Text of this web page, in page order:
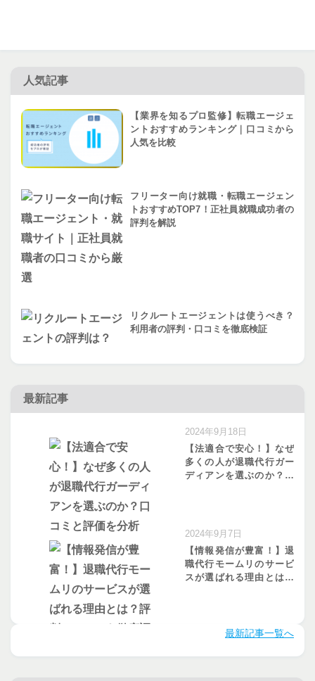
人気記事
【業界を知るプロ監修】転職エージェ
ントおすすめランキング｜口コミから
人気を比較
フリーター向け就職・転職エージェン
トおすすめTOP7！正社員就職成功者の
評判を解説
リクルートエージェントは使うべき？
利用者の評判・口コミを徹底検証
最新記事
【法適合で安心！】なぜ
多くの人が退職代行ガー
ディアンを選ぶのか？口
2024年9月18日
【情報発信が豊富！】退
職代行モームリのサービ
スが選ばれる理由とは？
2024年9月7日
最新記事一覧へ